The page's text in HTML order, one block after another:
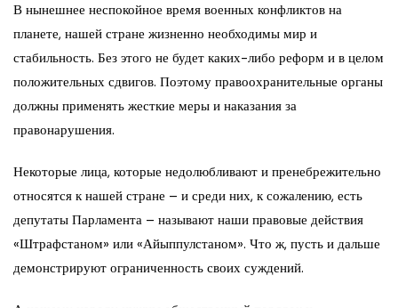
В нынешнее неспокойное время военных конфликтов на
планете, нашей стране жизненно необходимы мир и
стабильность. Без этого не будет каких-либо реформ и в целом
положительных сдвигов. Поэтому правоохранительные органы
должны применять жесткие меры и наказания за
правонарушения.
Некоторые лица, которые недолюбливают и пренебрежительно
относятся к нашей стране – и среди них, к сожалению, есть
депутаты Парламента – называют наши правовые действия
«Штрафстаном» или «Айыппулстаном». Что ж, пусть и дальше
демонстрируют ограниченность своих суждений.